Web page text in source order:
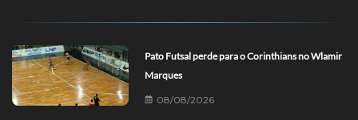
Pato Futsal perde para o Corinthians no Wlamir
Marques
08/08/2026